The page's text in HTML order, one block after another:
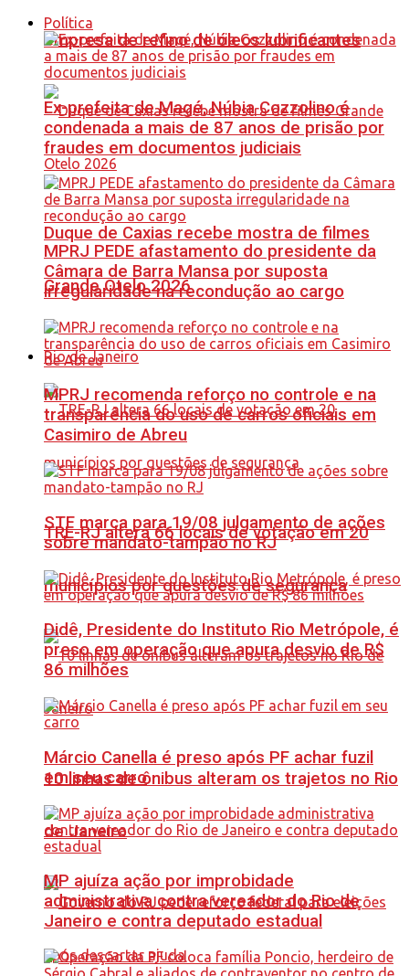
empresa de refino de óleos lubrificantes
Duque de Caxias recebe mostra de filmes
Grande Otelo 2026
Rio de Janeiro
TRE-RJ altera 66 locais de votação em 20
municípios por questões de segurança
10 linhas de ônibus alteram os trajetos no Rio
de Janeiro
Política
Ex-prefeita de Magé, Núbia Cozzolino é
condenada a mais de 87 anos de prisão por
fraudes em documentos judiciais
MPRJ PEDE afastamento do presidente da
Câmara de Barra Mansa por suposta
irregularidade na recondução ao cargo
MPRJ recomenda reforço no controle e na
transparência do uso de carros oficiais em
Casimiro de Abreu
STF marca para 19/08 julgamento de ações
sobre mandato-tampão no RJ
Didê, Presidente do Instituto Rio Metrópole, é
preso em operação que apura desvio de R$
86 milhões
Márcio Canella é preso após PF achar fuzil
em seu carro
MP ajuíza ação por improbidade
administrativa contra vereador do Rio de
Janeiro e contra deputado estadual